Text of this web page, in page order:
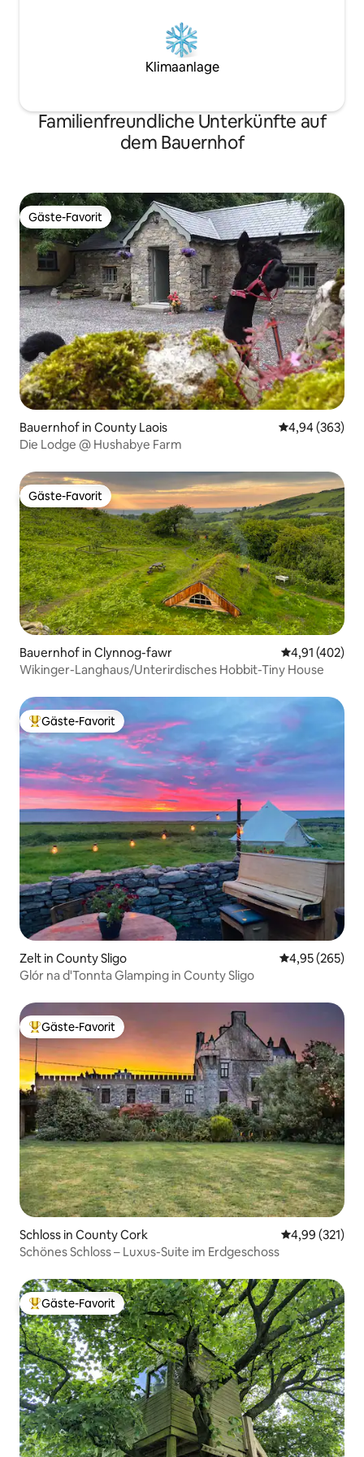
Klimaanlage
Familienfreundliche Unterkünfte auf
dem Bauernhof
Gäste-Favorit
Gäste-Favorit
Bauernhof in County Laois
4,94 (363)
Die Lodge @ Hushabye Farm
Gäste-Favorit
Gäste-Favorit
Bauernhof in Clynnog-fawr
4,91 (402)
Wikinger-Langhaus/Unterirdisches Hobbit-Tiny House
Beliebter Gäste-Favorit.
Gäste-Favorit
Zelt in County Sligo
4,95 (265)
Glór na d'Tonnta Glamping in County Sligo
Beliebter Gäste-Favorit.
Gäste-Favorit
Schloss in County Cork
4,99 (321)
Schönes Schloss – Luxus-Suite im Erdgeschoss
Beliebter Gäste-Favorit.
Gäste-Favorit